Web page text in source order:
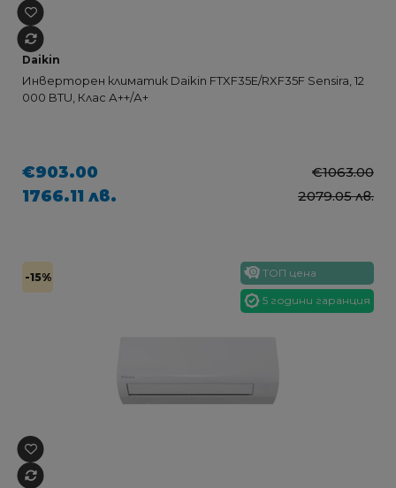
Daikin
Инверторен климатик Daikin FTXF35E/RXF35F Sensira, 12
000 BTU, Клас А++/А+
€903.00 €1063.00
1766.11 лв. 2079.05 лв.
-15% ТОП цена
5 години гаранция